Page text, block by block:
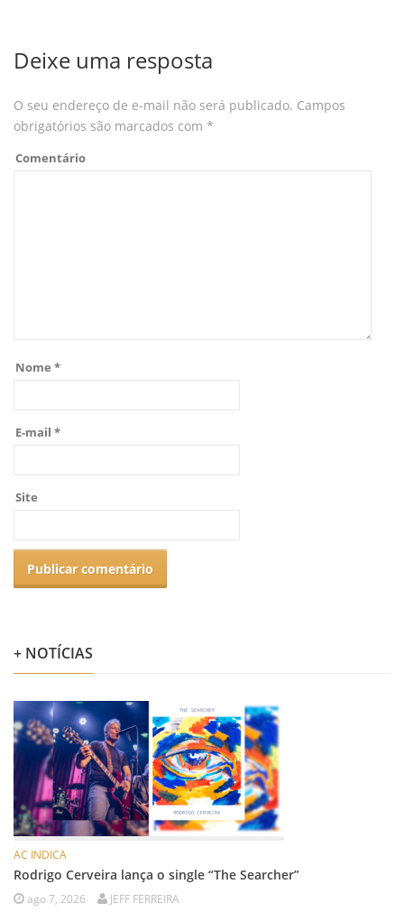
Deixe uma resposta
O seu endereço de e-mail não será publicado. Campos
obrigatórios são marcados com *
Comentário
Nome *
E-mail *
Site
+ NOTÍCIAS
AC INDICA
Rodrigo Cerveira lança o single “The Searcher”
ago 7, 2026 JEFF FERREIRA